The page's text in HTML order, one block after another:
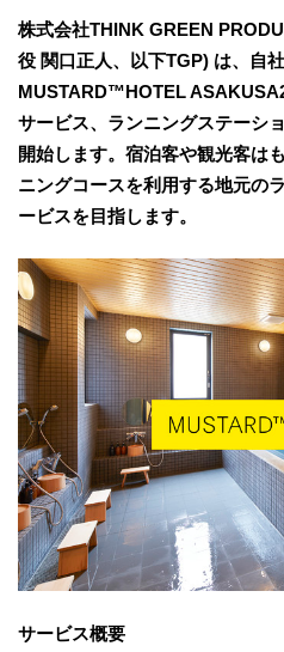
株式会社THINK GREEN
役 関口正人、以下TGP) は、自
MUSTARD™️HOTEL
サービス、ランニングステーシ
開始します。宿泊客や観光客は
ニングコースを利用する地元の
ービスを目指します。
サービス概要